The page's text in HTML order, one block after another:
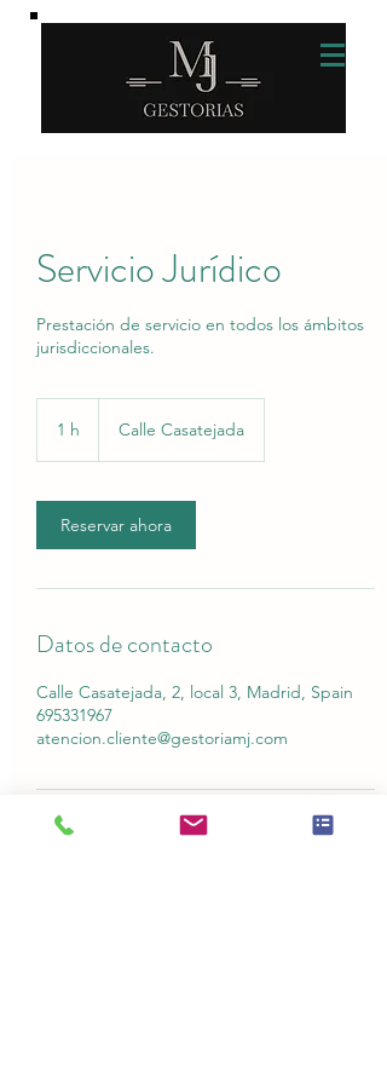
Servicio Jurídico
Prestación de servicio en todos los ámbitos
jurisdiccionales.
1 h Calle Casatejada
Reservar ahora
Datos de contacto
Calle Casatejada, 2, local 3, Madrid, Spain
695331967
atencion.cliente@gestoriamj.com